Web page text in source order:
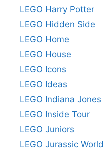
LEGO Harry Potter
LEGO Hidden Side
LEGO Home
LEGO House
LEGO Icons
LEGO Ideas
LEGO Indiana Jones
LEGO Inside Tour
LEGO Juniors
LEGO Jurassic World